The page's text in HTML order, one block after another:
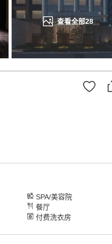
查看全部28
SPA/美容院
餐厅
付费洗衣房